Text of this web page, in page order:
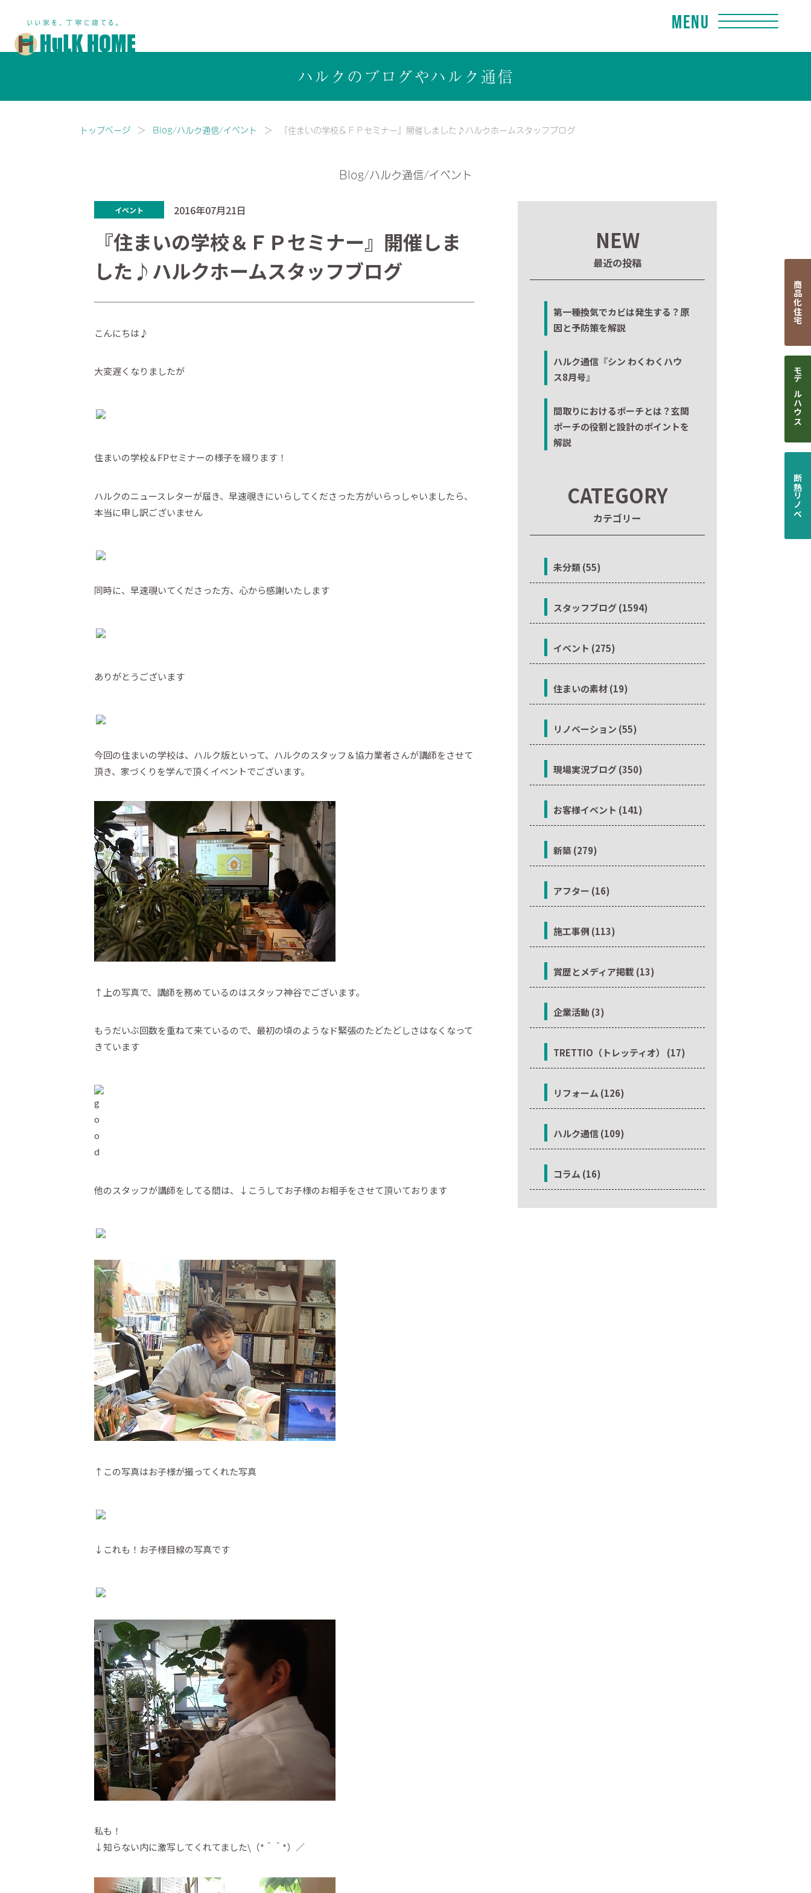
Menu
ハルクのブログやハルク通信
トップページ Blog/ハルク通信/イベント 『住まいの学校＆ＦＰセミナー』開催しました♪ハルクホームスタッフブログ
Blog/ハルク通信/イベント
イベント 2016年07月21日
『住まいの学校＆ＦＰセミナー』開催しま
した♪ハルクホームスタッフブログ
こんにちは♪
大変遅くなりましたが
住まいの学校＆FPセミナーの様子を綴ります！
ハルクのニュースレターが届き、早速覗きにいらしてくださった方がいらっしゃいましたら、
本当に申し訳ございません
同時に、早速覗いてくださった方、心から感謝いたします
ありがとうございます
今回の住まいの学校は、ハルク版といって、ハルクのスタッフ＆協力業者さんが講師をさせて
頂き、家づくりを学んで頂くイベントでございます。
↑上の写真で、講師を務めているのはスタッフ神谷でございます。
もうだいぶ回数を重ねて来ているので、最初の頃のようなド緊張のたどたどしさはなくなって
きています
他のスタッフが講師をしてる間は、↓こうしてお子様のお相手をさせて頂いております
↑この写真はお子様が撮ってくれた写真
↓これも！お子様目線の写真です
私も！
↓知らない内に激写してくれてました\（*＾＾*）／
NEW
最近の投稿
第一種換気でカビは発生する？原
因と予防策を解説
ハルク通信『シン わくわくハウ
ス8月号』
間取りにおけるポーチとは？玄関
ポーチの役割と設計のポイントを
解説
CATEGORY
カテゴリー
未分類 (55)
スタッフブログ (1594)
イベント (275)
住まいの素材 (19)
リノベーション (55)
現場実況ブログ (350)
お客様イベント (141)
新築 (279)
アフター (16)
施工事例 (113)
賞歴とメディア掲載 (13)
企業活動 (3)
TRETTIO（トレッティオ） (17)
リフォーム (126)
ハルク通信 (109)
コラム (16)
商品化住宅
モデルハウス
断熱リノベ